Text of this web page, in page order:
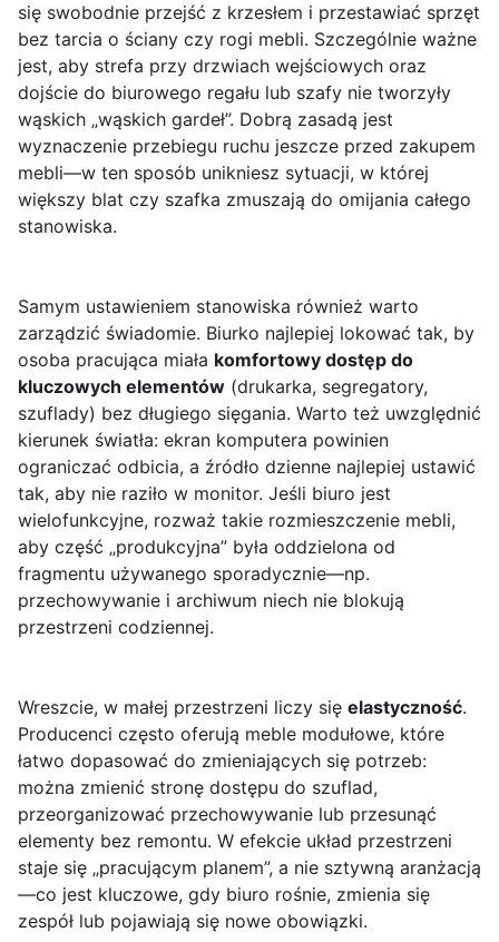
się swobodnie przejść z krzesłem i przestawiać sprzęt
bez tarcia o ściany czy rogi mebli. Szczególnie ważne
jest, aby strefa przy drzwiach wejściowych oraz
dojście do biurowego regału lub szafy nie tworzyły
wąskich „wąskich gardeł”. Dobrą zasadą jest
wyznaczenie przebiegu ruchu jeszcze przed zakupem
mebli—w ten sposób unikniesz sytuacji, w której
większy blat czy szafka zmuszają do omijania całego
stanowiska.
Samym ustawieniem stanowiska również warto
zarządzić świadomie. Biurko najlepiej lokować tak, by
osoba pracująca miała komfortowy dostęp do
kluczowych elementów (drukarka, segregatory,
szuflady) bez długiego sięgania. Warto też uwzględnić
kierunek światła: ekran komputera powinien
ograniczać odbicia, a źródło dzienne najlepiej ustawić
tak, aby nie raziło w monitor. Jeśli biuro jest
wielofunkcyjne, rozważ takie rozmieszczenie mebli,
aby część „produkcyjna” była oddzielona od
fragmentu używanego sporadycznie—np.
przechowywanie i archiwum niech nie blokują
przestrzeni codziennej.
Wreszcie, w małej przestrzeni liczy się elastyczność.
Producenci często oferują meble modułowe, które
łatwo dopasować do zmieniających się potrzeb:
można zmienić stronę dostępu do szuflad,
przeorganizować przechowywanie lub przesunąć
elementy bez remontu. W efekcie układ przestrzeni
staje się „pracującym planem”, a nie sztywną aranżacją
—co jest kluczowe, gdy biuro rośnie, zmienia się
zespół lub pojawiają się nowe obowiązki.